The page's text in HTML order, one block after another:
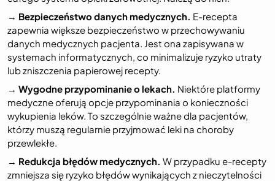
→ Bezpieczeństwo danych medycznych. E-recepta
zapewnia większe bezpieczeństwo w przechowywaniu
danych medycznych pacjenta. Jest ona zapisywana w
systemach informatycznych, co minimalizuje ryzyko utraty
lub zniszczenia papierowej recepty.
→ Wygodne przypominanie o lekach. Niektóre platformy
medyczne oferują opcje przypominania o konieczności
wykupienia leków. To szczególnie ważne dla pacjentów,
którzy muszą regularnie przyjmować leki na choroby
przewlekłe.
→ Redukcja błędów medycznych. W przypadku e-recepty
zmniejsza się ryzyko błędów wynikających z nieczytelności